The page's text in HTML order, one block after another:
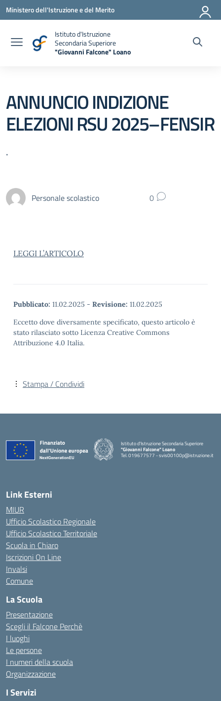
Vai ai contenuti
Vai al menu di navigazione
Vai al footer
Ministero dell'Istruzione e del Merito
Istituto d'Istruzione
Secondaria Superiore
"Giovanni Falcone" Loano
ANNUNCIO INDIZIONE
ELEZIONI RSU 2025–FENSIR
.
Personale scolastico 0
LEGGI L’ARTICOLO
Pubblicato: 11.02.2025 - Revisione: 11.02.2025
Eccetto dove diversamente specificato, questo articolo è
stato rilasciato sotto Licenza Creative Commons
Attribuzione 4.0 Italia.
Stampa / Condividi
Istituto d'Istruzione Secondaria Superiore
"Giovanni Falcone" Loano
Tel. 019677577 - svis00100p@istruzione.it
— Visita la pagina iniziale della scuola
Link Esterni
MIUR
Ufficio Scolastico Regionale
Ufficio Scolastico Territoriale
Scuola in Chiaro
Iscrizioni On Line
Invalsi
Comune
La Scuola
Presentazione
Scegli il Falcone Perchè
I luoghi
Le persone
I numeri della scuola
Organizzazione
I Servizi